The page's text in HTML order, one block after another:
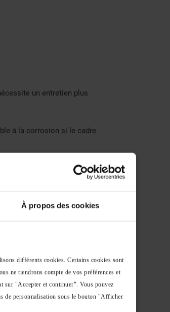
À propos des cookies
différents cookies. Certains cookies sont
ne tiendrons compte de vos préférences et
sur "Accepter et continuer". Vous pouvez
de personnalisation sous le bouton "Afficher
un entretien plus
à la corrosion si le cadre
d’entretien et la
instable. Il est donc
les à-coups ou
risque de glissade. Enfin, le
pertes de chaleur. Une
lié à une mauvaise utilisation